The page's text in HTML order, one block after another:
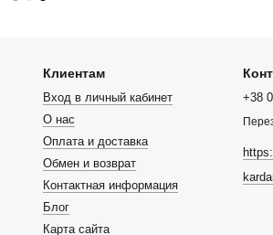
Клиентам
Вход в личный кабинет
О нас
Оплата и доставка
Обмен и возврат
Контактная информация
Блог
Карта сайта
+38